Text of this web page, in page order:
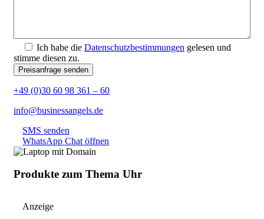
Ich habe die Datenschutzbestimmungen gelesen und
stimme diesen zu.
+49 (0)30 60 98 361 – 60
info@businessangels.de
SMS senden
WhatsApp Chat öffnen
Produkte zum Thema Uhr
Anzeige